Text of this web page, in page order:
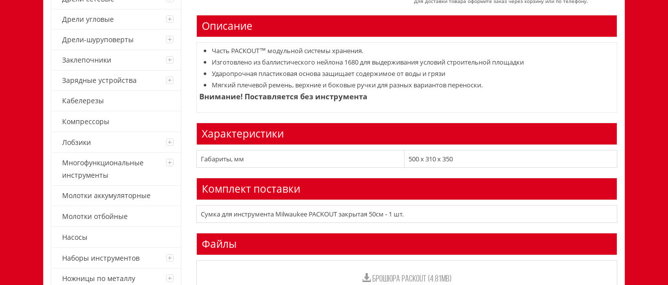
Дрели угловые
Дрели-шуруповерты
Заклепочники
Зарядные устройства
Кабелерезы
Компрессоры
Лобзики
Многофункциональные
инструменты
Молотки аккумуляторные
Молотки отбойные
Насосы
Наборы инструментов
Ножницы по металлу
Описание
Часть PACKOUT™ модульной системы хранения.
Изготовлено из баллистического нейлона 1680 для выдерживания условий строительной площадки
Ударопрочная пластиковая основа защищает содержимое от воды и грязи
Мягкий плечевой ремень, верхние и боковые ручки для разных вариантов переноски.
Внимание! Поставляется без инструмента
Характеристики
Габариты, мм 500 x 310 x 350
Комплект поставки
Сумка для инструмента Milwaukee PACKOUT закрытая 50см - 1 шт.
Файлы
БРОШЮРА PACKOUT (4.81MB)